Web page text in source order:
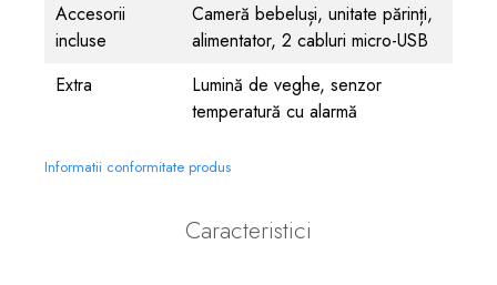
Accesorii
incluse
Cameră bebeluși, unitate părinți,
alimentator, 2 cabluri micro-USB
Extra
Lumină de veghe, senzor
temperatură cu alarmă
Informatii conformitate produs
Caracteristici